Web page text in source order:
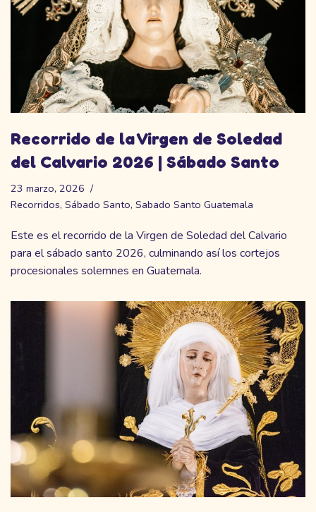
Recorrido de la Virgen de Soledad
del Calvario 2026 | Sábado Santo
23 marzo, 2026
Recorridos, Sábado Santo, Sabado Santo Guatemala
Este es el recorrido de la Virgen de Soledad del Calvario
para el sábado santo 2026, culminando así los cortejos
procesionales solemnes en Guatemala.